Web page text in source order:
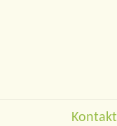
Kontakt